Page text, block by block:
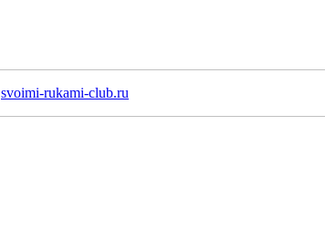
svoimi-rukami-club.ru